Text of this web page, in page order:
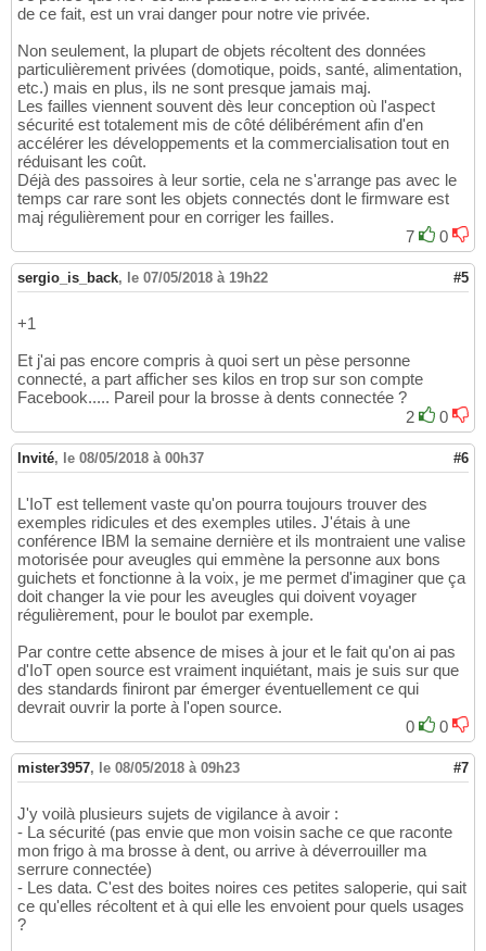
de ce fait, est un vrai danger pour notre vie privée.
Non seulement, la plupart de objets récoltent des données
particulièrement privées (domotique, poids, santé, alimentation,
etc.) mais en plus, ils ne sont presque jamais maj.
Les failles viennent souvent dès leur conception où l'aspect
sécurité est totalement mis de côté délibérément afin d'en
accélérer les développements et la commercialisation tout en
réduisant les coût.
Déjà des passoires à leur sortie, cela ne s'arrange pas avec le
temps car rare sont les objets connectés dont le firmware est
maj régulièrement pour en corriger les failles.
7
0
sergio_is_back, le 07/05/2018 à 19h22 #5
+1
Et j'ai pas encore compris à quoi sert un pèse personne
connecté, a part afficher ses kilos en trop sur son compte
Facebook..... Pareil pour la brosse à dents connectée ?
2
0
Invité, le 08/05/2018 à 00h37 #6
L'IoT est tellement vaste qu'on pourra toujours trouver des
exemples ridicules et des exemples utiles. J'étais à une
conférence IBM la semaine dernière et ils montraient une valise
motorisée pour aveugles qui emmène la personne aux bons
guichets et fonctionne à la voix, je me permet d'imaginer que ça
doit changer la vie pour les aveugles qui doivent voyager
régulièrement, pour le boulot par exemple.
Par contre cette absence de mises à jour et le fait qu'on ai pas
d'IoT open source est vraiment inquiétant, mais je suis sur que
des standards finiront par émerger éventuellement ce qui
devrait ouvrir la porte à l'open source.
0
0
mister3957, le 08/05/2018 à 09h23 #7
J'y voilà plusieurs sujets de vigilance à avoir :
- La sécurité (pas envie que mon voisin sache ce que raconte
mon frigo à ma brosse à dent, ou arrive à déverrouiller ma
serrure connectée)
- Les data. C'est des boites noires ces petites saloperie, qui sait
ce qu'elles récoltent et à qui elle les envoient pour quels usages
?